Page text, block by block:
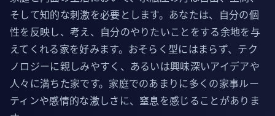
そして知的な刺激を必要とします。あなたは、自分の個
性を反映し、考え、自分のやりたいことをする余地を与
えてくれる家を好みます。おそらく型にはまらず、テク
ノロジーに親しみやすく、あるいは興味深いアイデアや
人々に満ちた家です。家庭でのあまりに多くの家事ルー
ティンや感情的な激しさに、窒息を感じることがありま